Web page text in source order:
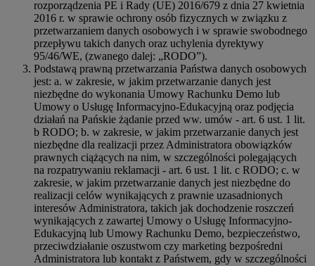
rozporządzenia PE i Rady (UE) 2016/679 z dnia 27 kwietnia
2016 r. w sprawie ochrony osób fizycznych w związku z
przetwarzaniem danych osobowych i w sprawie swobodnego
przepływu takich danych oraz uchylenia dyrektywy
95/46/WE, (zwanego dalej: „RODO”).
Podstawą prawną przetwarzania Państwa danych osobowych
jest: a. w zakresie, w jakim przetwarzanie danych jest
niezbędne do wykonania Umowy Rachunku Demo lub
Umowy o Usługę Informacyjno-Edukacyjną oraz podjęcia
działań na Pańskie żądanie przed ww. umów - art. 6 ust. 1 lit.
b RODO; b. w zakresie, w jakim przetwarzanie danych jest
niezbędne dla realizacji przez Administratora obowiązków
prawnych ciążących na nim, w szczególności polegających
na rozpatrywaniu reklamacji - art. 6 ust. 1 lit. c RODO; c. w
zakresie, w jakim przetwarzanie danych jest niezbędne do
realizacji celów wynikających z prawnie uzasadnionych
interesów Administratora, takich jak dochodzenie roszczeń
wynikających z zawartej Umowy o Usługę Informacyjno-
Edukacyjną lub Umowy Rachunku Demo, bezpieczeństwo,
przeciwdziałanie oszustwom czy marketing bezpośredni
Administratora lub kontakt z Państwem, gdy w szczególności